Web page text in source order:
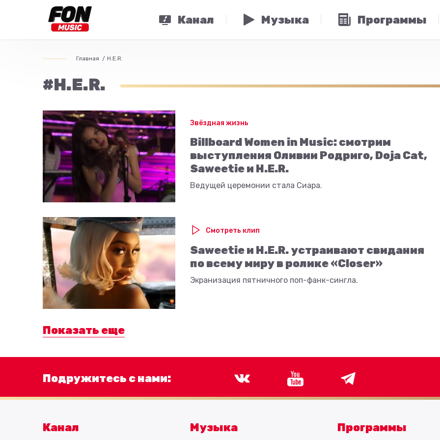
Канал Музыка Программы
Главная H.E.R.
#H.E.R.
Звёздная жизнь
Billboard Women in Music: смотрим
выступления Оливии Родриго, Doja Cat,
Saweetie и H.E.R.
Ведущей церемонии стала Сиара.
Смотреть клип
Saweetie и H.E.R. устраивают свидания
по всему миру в ролике «Closer»
Экранизация пятничного поп-фанк-сингла.
Показать еще
Подружитесь с нами:
Канал Музыка Программы